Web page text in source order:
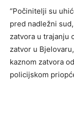
“Počinitelji su
pred nadležni
zatvora u trajanju
zatvor u
kaznom zatvora
policijskom